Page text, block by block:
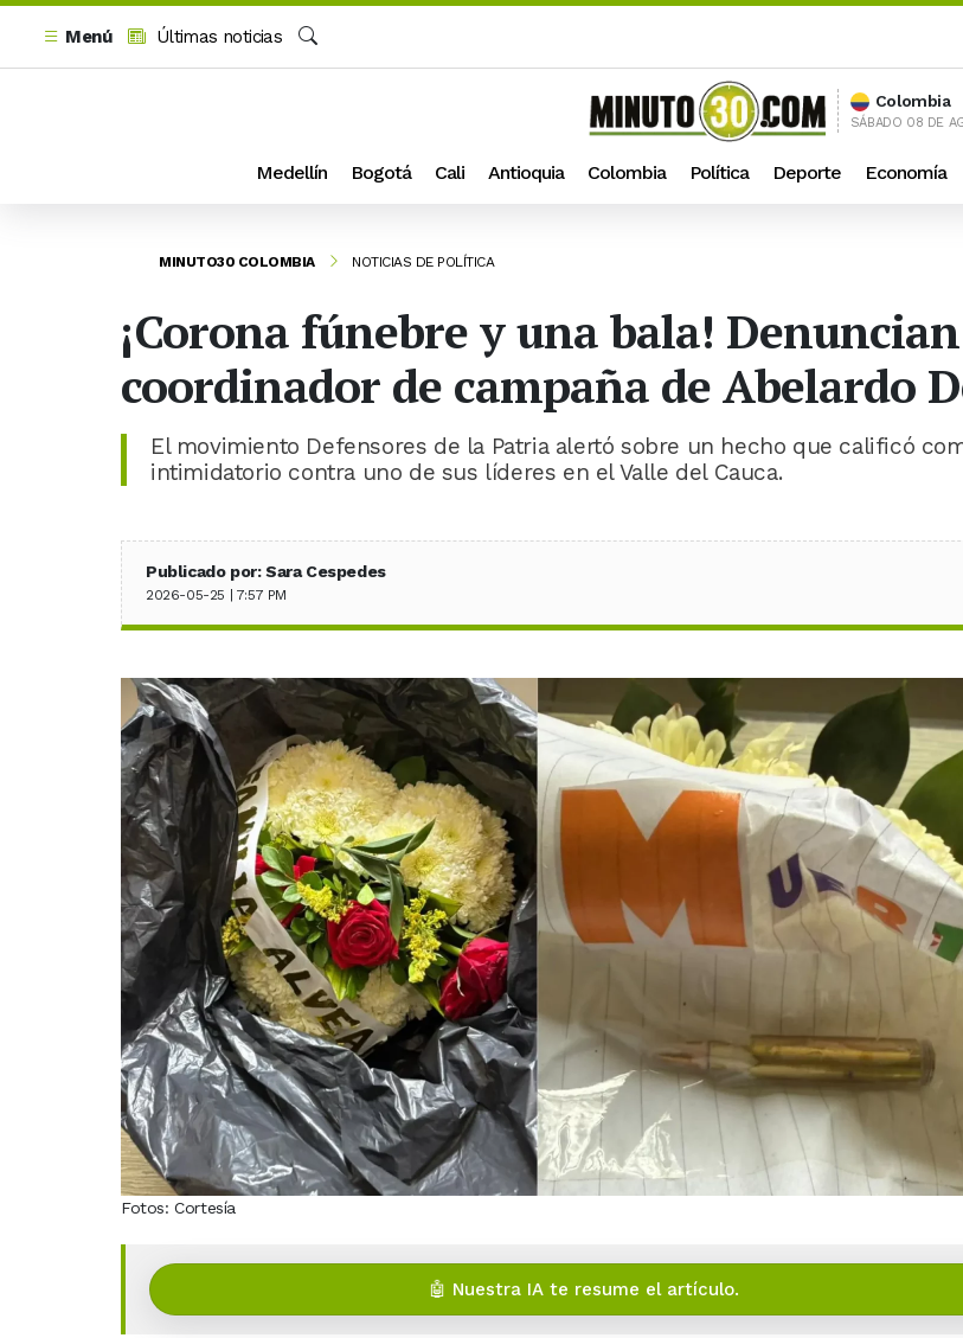
Menú
Últimas noticias
Buscar
Colombia
SÁBADO 08 DE
Medellín Bogotá Cali Antioquia Colombia Política Deporte Economía
MINUTO30 COLOMBIA NOTICIAS DE POLÍTICA
¡Corona fúnebre y una bala!
coordinador de campaña de Abelardo
El movimiento Defensores de la Patria alertó sobre un hecho que calificó
intimidatorio contra uno de sus líderes en el Valle del Cauca.
Publicado por: Sara Cespedes
2026-05-25 | 7:57 PM
Fotos: Cortesía
🤖 Nuestra IA te resume el artículo.